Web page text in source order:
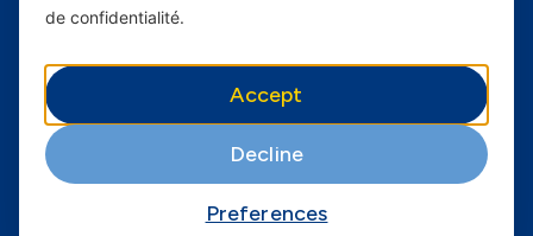
Instagram
Youtube
Yas Sénégal
de confidentialité.
Accept
Decline
Preferences